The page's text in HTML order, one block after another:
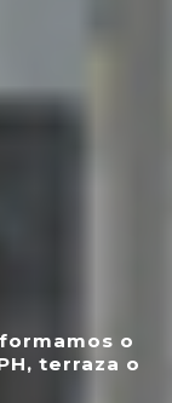
o
terraza o